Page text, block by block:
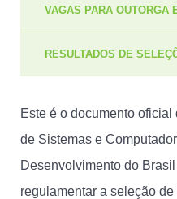
VAGAS PARA OUTORGA
RESULTADOS DE
Este é o documento
de Sistemas e
Desenvolvimento do
regulamentar a seleção